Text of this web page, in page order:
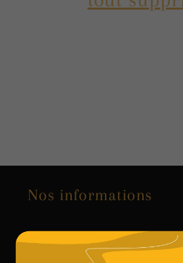
Nos informations
CGV